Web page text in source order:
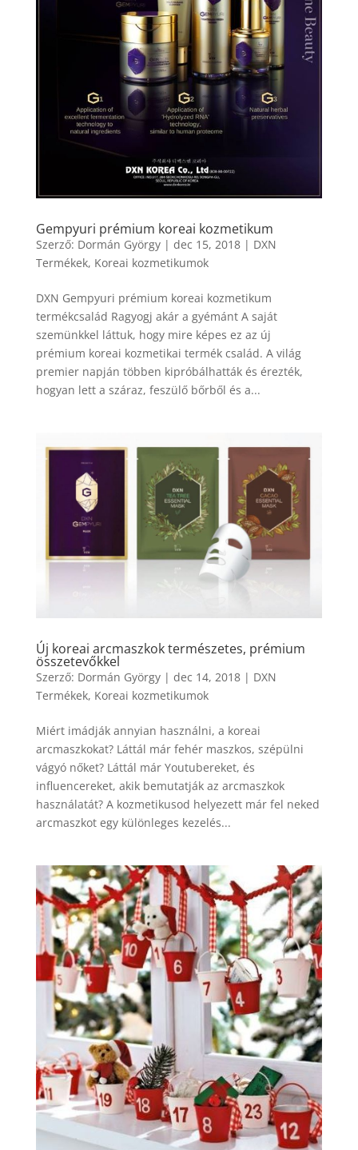
Gempyuri prémium koreai kozmetikum
Szerző: Dormán György| dec 15, 2018| DXN
Termékek, Koreai kozmetikumok
DXN Gempyuri prémium koreai kozmetikum
termékcsalád Ragyogj akár a gyémánt A saját
szemünkkel láttuk, hogy mire képes ez az új
prémium koreai kozmetikai termék család. A világ
premier napján többen kipróbálhatták és érezték,
hogyan lett a száraz, feszülő bőrből és a...
Új koreai arcmaszkok természetes, prémium
összetevőkkel
Szerző: Dormán György| dec 14, 2018| DXN
Termékek, Koreai kozmetikumok
Miért imádják annyian használni, a koreai
arcmaszkokat? Láttál már fehér maszkos, szépülni
vágyó nőket? Láttál már Youtubereket, és
influencereket, akik bemutatják az arcmaszkok
használatát? A kozmetikusod helyezett már fel neked
arcmaszkot egy különleges kezelés...